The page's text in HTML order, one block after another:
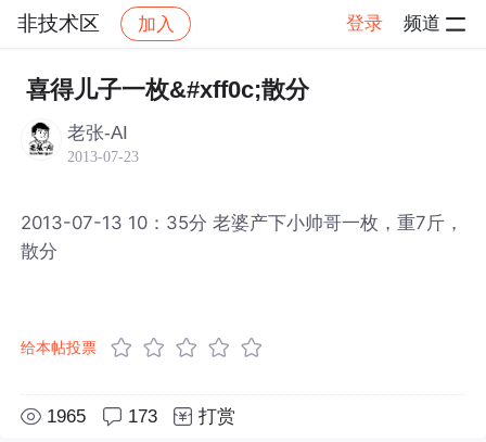
非技术区 加入 登录 频道
社区 非技术区 帖子详情
喜得儿子一枚&#xff0c;散分
老张-AI
2013-07-23
2013-07-13 10：35分 老婆产下小帅哥一枚，重7斤，
散分
给本帖投票
1965 173 打赏